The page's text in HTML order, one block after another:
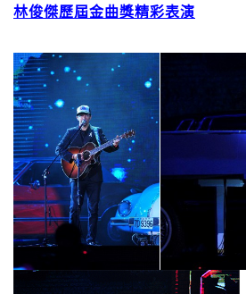
林俊傑歷屆金曲獎精彩表演